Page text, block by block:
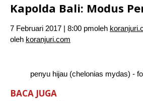
Kapolda Bali: Modus
7 Februari 2017 | 8:00 pmoleh
oleh koranjuri.com
penyu hijau (chelonias mydas) -
BACA JUGA